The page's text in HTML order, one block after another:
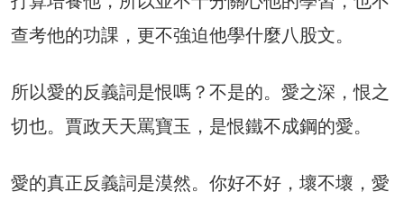
查考他的功課，更不強迫他學什麼八股文。
所以愛的反義詞是恨嗎？不是的。愛之深，恨之
切也。賈政天天罵寶玉，是恨鐵不成鋼的愛。
愛的真正反義詞是漠然。你好不好，壞不壞，愛